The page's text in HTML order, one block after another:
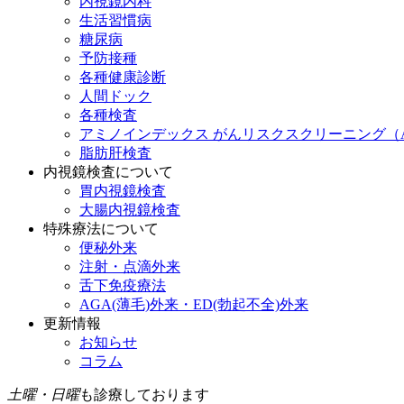
生活習慣病
糖尿病
予防接種
各種健康診断
人間ドック
各種検査
アミノインデックス がんリスクスクリーニング（
脂肪肝検査
内視鏡検査について
胃内視鏡検査
大腸内視鏡検査
特殊療法について
便秘外来
注射・点滴外来
舌下免疫療法
AGA(薄毛)外来・ED(勃起不全)外来
更新情報
お知らせ
コラム
土曜・日曜も診療しております